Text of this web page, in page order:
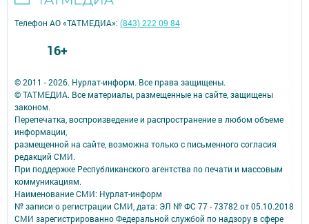
© 2011 - 2026. Нурлат-⁠информ. Все права защищены.
© ТАТМЕДИА. Все материалы, размещенные на сайте, защищены
законом.
Перепечатка, воспроизведение и распространение в любом объеме
информации,
размещенной на сайте, возможна только с письменного согласия
редакций СМИ.
При поддержке Республиканского агентства по печати и массовым
коммуникациям.
Наименование СМИ: Нурлат-⁠информ
№ записи о регистрации СМИ, дата: ЭЛ № ФС 77 -⁠ 73782 от 05.10.2018
СМИ зарегистрированно Федеральной службой по надзору в сфере
Телефон АО «ТАТМЕДИА»:(843) 222 09 84
16+